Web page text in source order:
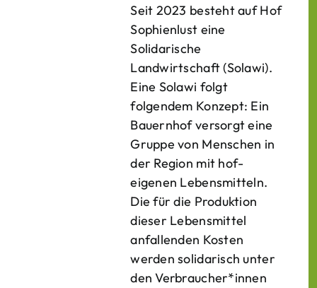
Seit 2023 besteht auf Hof
Sophienlust eine
Solidarische
Landwirtschaft (Solawi).
Eine Solawi folgt
folgendem Konzept: Ein
Bauern­hof versorgt eine
Gruppe von Menschen in
der Region mit hof­
eigenen Lebens­mitteln.
Die für die Produktion
dieser Lebens­mittel
anfallenden Kosten
werden solidarisch unter
den Verbraucher*­innen